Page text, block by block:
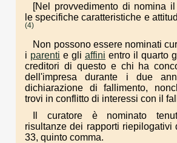
[Nel provvedimento di nomina
le specifiche caratteristiche e
(4)
Non possono essere nominati
i parenti e gli affini entro il quarto
creditori di questo e chi ha
dell'impresa durante i due
dichiarazione di fallimento,
trovi in conflitto di interessi con il
Il curatore è nominato
risultanze dei rapporti riepilogativi
33, quinto comma.